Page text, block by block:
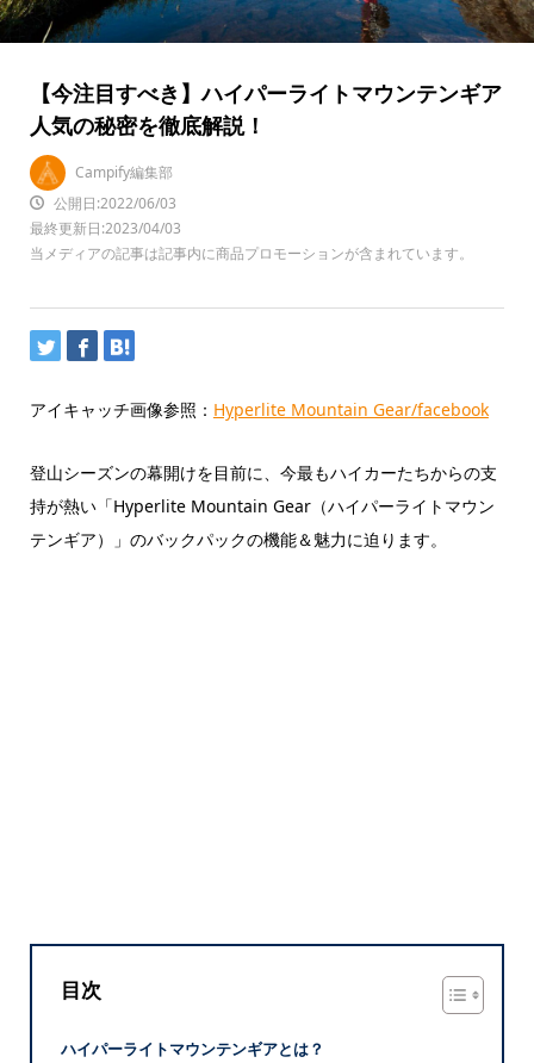
【今注目すべき】ハイパーライトマウンテンギア
人気の秘密を徹底解説！
Campify編集部
公開日:2022/06/03
最終更新日:2023/04/03
当メディアの記事は記事内に商品プロモーションが含まれています。
アイキャッチ画像参照： Hyperlite Mountain Gear/facebook
登山シーズンの幕開けを目前に、今最もハイカーたちからの支
持が熱い「Hyperlite Mountain Gear（ハイパーライトマウン
テンギア）」のバックパックの機能＆魅力に迫ります。
目次
ハイパーライトマウンテンギアとは？